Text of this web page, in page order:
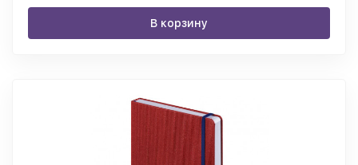
В корзину